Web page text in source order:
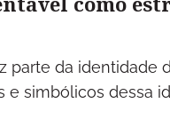
parte da identidade
e simbólicos dessa